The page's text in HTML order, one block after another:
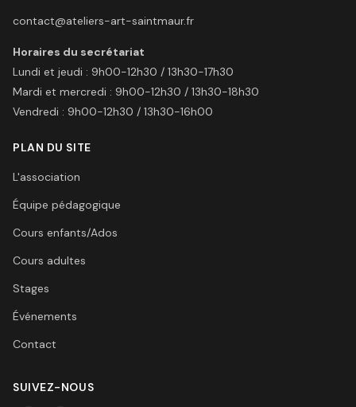
contact@ateliers-art-saintmaur.fr
Horaires du secrétariat
Lundi et jeudi : 9h00-12h30 / 13h30-17h30
Mardi et mercredi : 9h00-12h30 / 13h30-18h30
Vendredi : 9h00-12h30 / 13h30-16h00
PLAN DU SITE
L'association
Équipe pédagogique
Cours enfants/Ados
Cours adultes
Stages
Événements
Contact
SUIVEZ-NOUS